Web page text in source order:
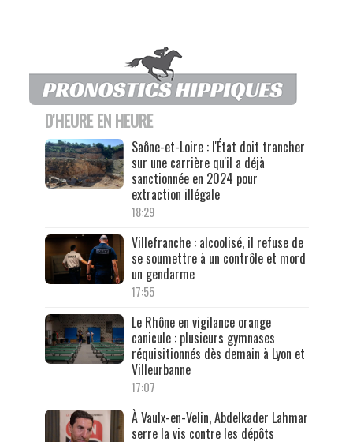
D'HEURE EN HEURE
Saône-et-Loire : l'État doit trancher
sur une carrière qu'il a déjà
sanctionnée en 2024 pour
extraction illégale
18:29
Villefranche : alcoolisé, il refuse de
se soumettre à un contrôle et mord
un gendarme
17:55
Le Rhône en vigilance orange
canicule : plusieurs gymnases
réquisitionnés dès demain à Lyon et
Villeurbanne
17:07
À Vaulx-en-Velin, Abdelkader Lahmar
serre la vis contre les dépôts